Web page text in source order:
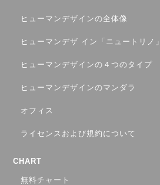
ヒューマンデザインの全体像
ヒューマンデザ イン「ニュートリノ」
ヒューマンデザインの４つのタイプ
ヒューマンデザインのマンダラ
オフィス
ライセンスおよび規約について
CHART
無料チャート